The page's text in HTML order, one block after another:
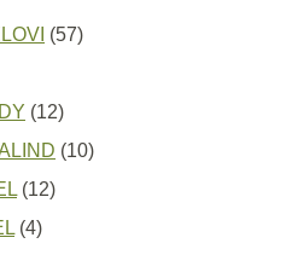
5757
1212
proizvoda
1010
1212
44